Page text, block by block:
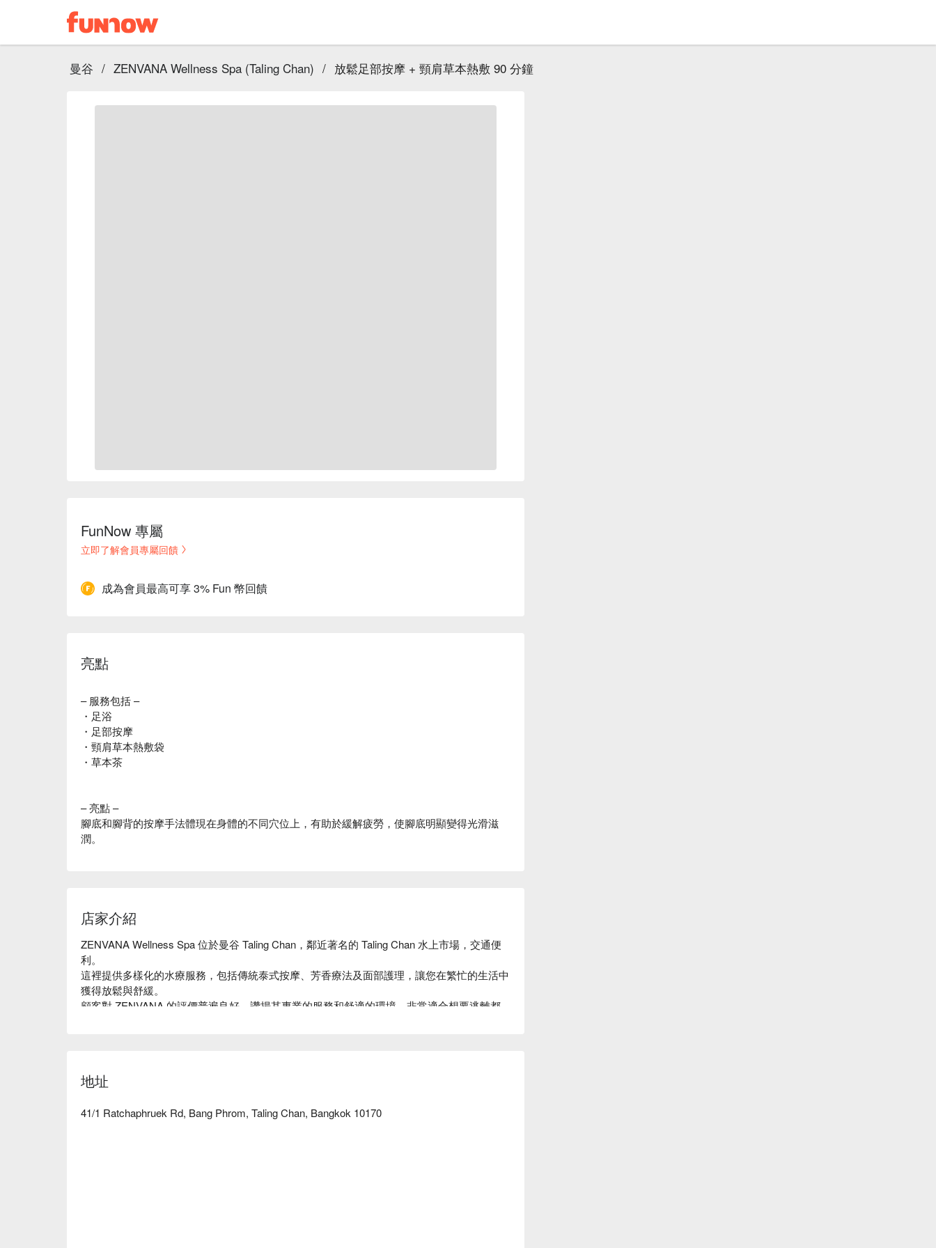
曼谷 / ZENVANA Wellness Spa (Taling Chan) / 放鬆足部按摩 + 頸肩草本熱敷 90 分鐘
FunNow 專屬
立即了解會員專屬回饋
成為會員最高可享 3% Fun 幣回饋
亮點
– 服務包括 –
・足浴
・足部按摩
・頸肩草本熱敷袋
・草本茶
– 亮點 –
腳底和腳背的按摩手法體現在身體的不同穴位上，有助於緩解疲勞，使腳底明顯變得光滑滋
潤。
店家介紹
ZENVANA Wellness Spa 位於曼谷 Taling Chan，鄰近著名的 Taling Chan 水上市場，交通便
利。
這裡提供多樣化的水療服務，包括傳統泰式按摩、芳香療法及面部護理，讓您在繁忙的生活中
獲得放鬆與舒緩。
顧客對 ZENVANA 的評價普遍良好，讚揚其專業的服務和舒適的環境，非常適合想要逃離都
地址
41/1 Ratchaphruek Rd, Bang Phrom, Taling Chan, Bangkok 10170